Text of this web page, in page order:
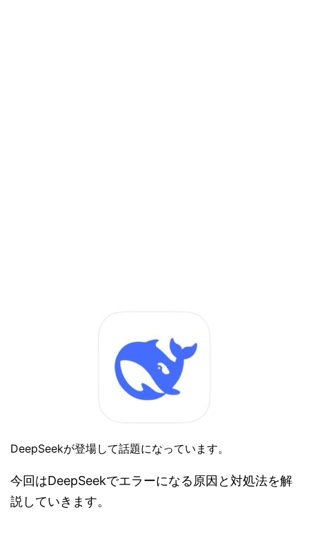
DeepSeekが登場して話題になっています。
今回はDeepSeekでエラーになる原因と対処法を解
説していきます。